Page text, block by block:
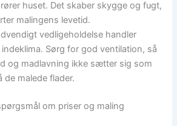
huset. Det skaber skygge og fugt,
malingens levetid.
vedligeholdelse handler
Sørg for god ventilation, så
og madlavning ikke sætter sig som
de malede flader.
om priser og maling